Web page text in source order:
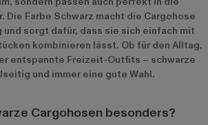
Die Farbe Schwarz macht die Cargohose
sorgt dafür, dass sie sich einfach mit
kombinieren lässt. Ob für den Alltag,
entspannte Freizeit-Outfits – schwarze
und immer eine gute Wahl.
Cargohosen besonders?